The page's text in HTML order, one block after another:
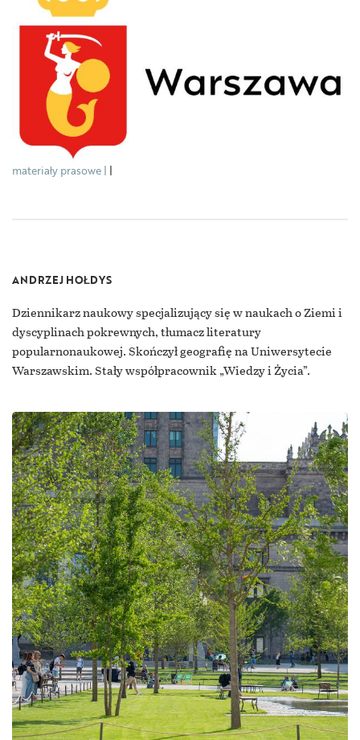
materiały prasowe |
ANDRZEJ HOŁDYS
Dziennikarz naukowy specjalizujący się w naukach o Ziemi i
dyscyplinach pokrewnych, tłumacz literatury
popularnonaukowej. Skończył geografię na Uniwersytecie
Warszawskim. Stały współpracownik „Wiedzy i Życia”.